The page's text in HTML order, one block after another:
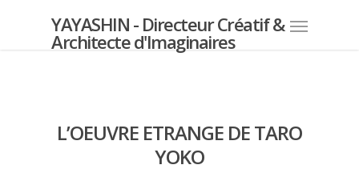
YAYASHIN - Directeur Créatif &
Architecte d'Imaginaires
L’OEUVRE ETRANGE DE TARO
YOKO